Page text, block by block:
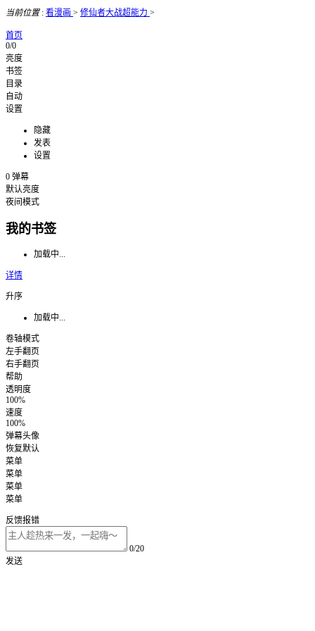
当前位置: 看漫画 > 修仙者大战超能力 >
首页
0/0
亮度
书签
目录
自动
设置
隐藏
发表
设置
0 弹幕
默认亮度
夜间模式
我的书签
加载中...
详情
升序
加载中...
卷轴模式
左手翻页
右手翻页
帮助
透明度
100%
速度
100%
弹幕头像
恢复默认
菜单
菜单
菜单
菜单
反馈报错
0/20
发送